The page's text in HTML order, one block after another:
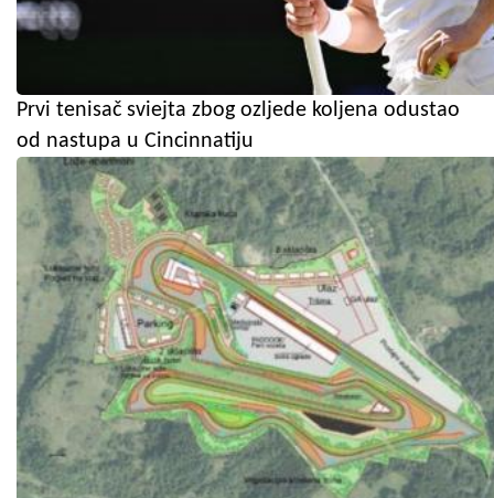
Prvi tenisač sviejta zbog ozljede koljena odustao
od nastupa u Cincinnatiju